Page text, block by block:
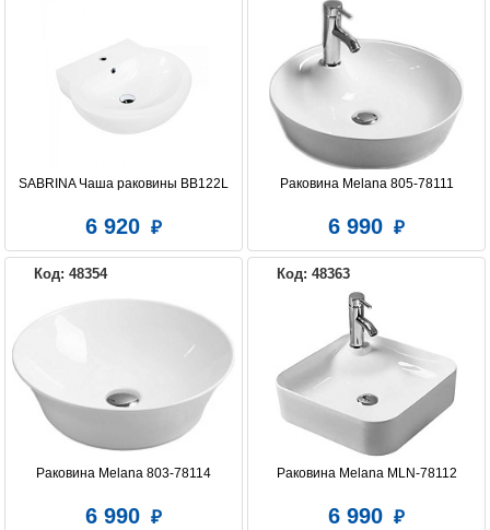
SABRINA Чаша раковины BB122L
6 920
Раковина Melana 805-78111
6 990
Код: 48354
Раковина Melana 803-78114
6 990
Код: 48363
Раковина Melana MLN-78112
6 990